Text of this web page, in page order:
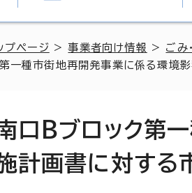
プページ >事業者向け情報 > ごみ
一種市街地再開発事業に係る環境
口Bブロック第
計画書に対する